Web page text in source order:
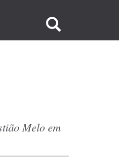
no
Melo em